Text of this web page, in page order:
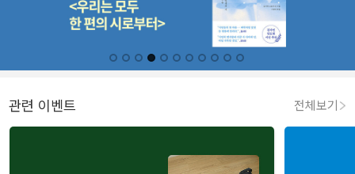
관련 이벤트 전체보기